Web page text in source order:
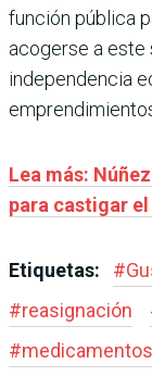
función pública
acogerse a este
independencia
Lea más:
para castigar
Etiquetas: #
#reasignación
#medicamentos